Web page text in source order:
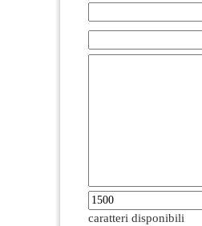
caratteri disponibili